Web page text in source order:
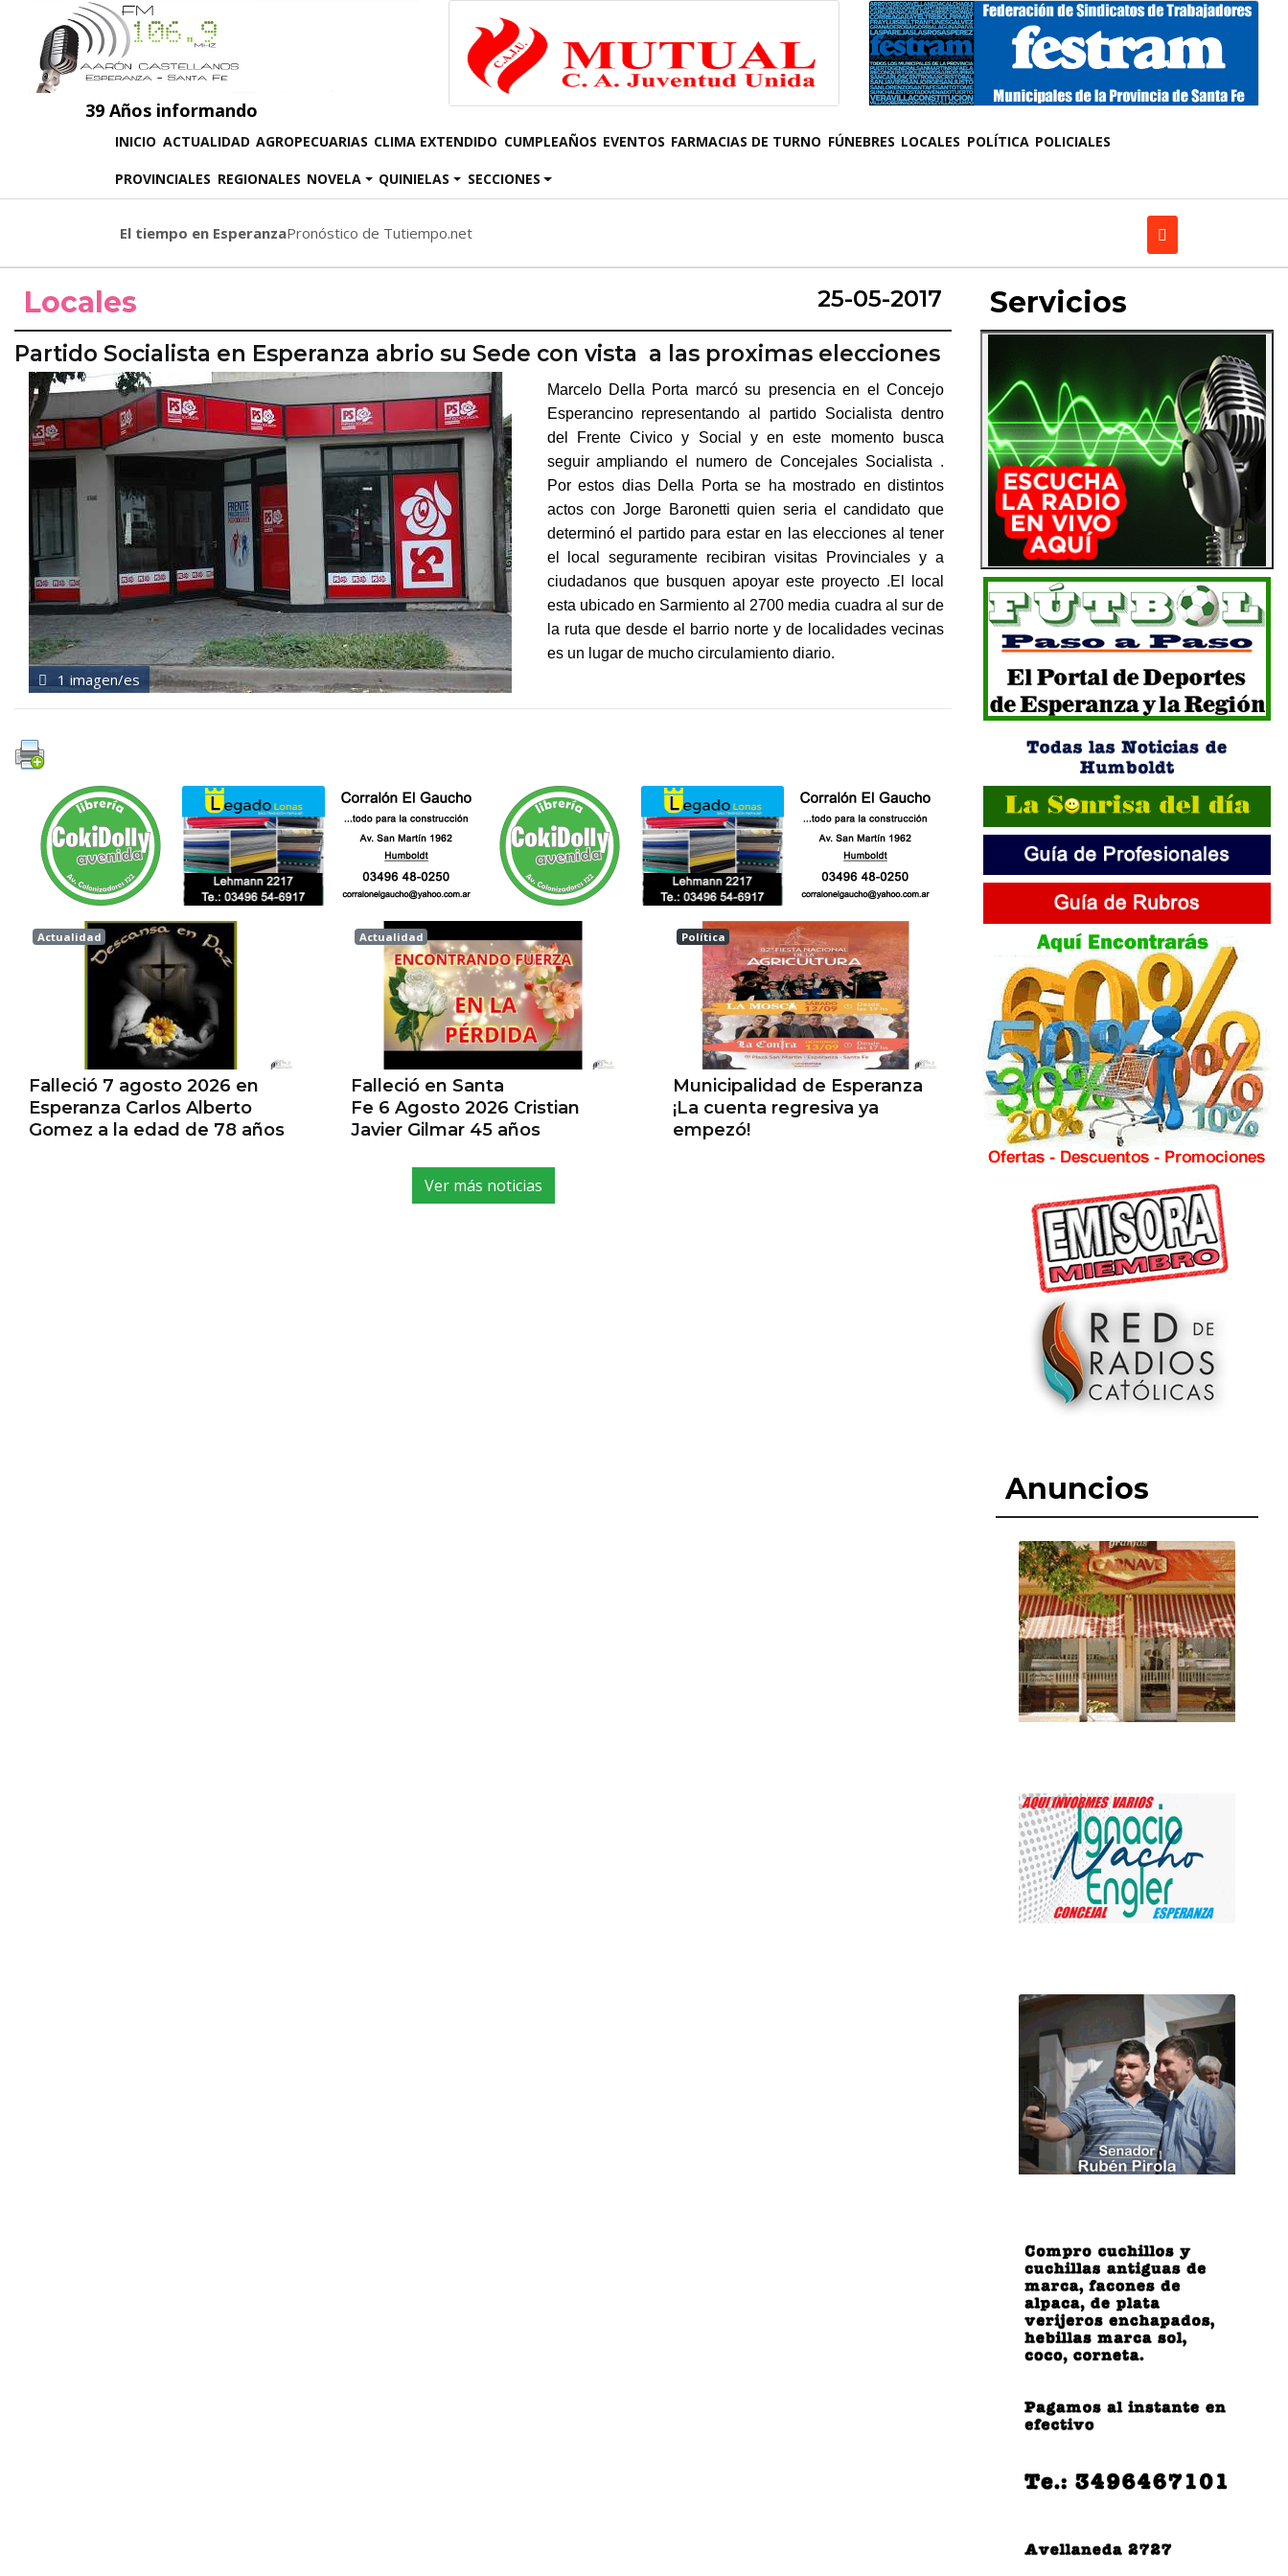
39 Años informando
INICIO (CURRENT)
ACTUALIDAD AGROPECUARIAS CLIMA EXTENDIDO CUMPLEAÑOS EVENTOS FARMACIAS DE TURNO FÚNEBRES LOCALES POLÍTICA POLICIALES
PROVINCIALES REGIONALES NOVELA QUINIELAS SECCIONES
El tiempo en EsperanzaPronóstico de Tutiempo.net
Locales 25-05-2017
Partido Socialista en Esperanza abrio su Sede con vista a las proximas elecciones
1 imagen/es
Marcelo Della Porta marcó su presencia en el Concejo
Esperancino representando al partido Socialista dentro
del Frente Civico y Social y en este momento busca
seguir ampliando el numero de Concejales Socialista .
Por estos dias Della Porta se ha mostrado en distintos
actos con Jorge Baronetti quien seria el candidato que
determinó el partido para estar en las elecciones al tener
el local seguramente recibiran visitas Provinciales y a
ciudadanos que busquen apoyar este proyecto .El local
esta ubicado en Sarmiento al 2700 media cuadra al sur de
la ruta que desde el barrio norte y de localidades vecinas
es un lugar de mucho circulamiento diario.
Actualidad
Esperanza
Falleció 7 agosto 2026 en
Esperanza Carlos Alberto
Gomez a la edad de 78 años
Actualidad
Esperanza
Falleció en Santa
Fe 6 Agosto 2026 Cristian
Javier Gilmar 45 años
Política
ESPERANZA
Municipalidad de Esperanza
¡La cuenta regresiva ya
empezó!
Ver más noticias
Servicios
Anuncios